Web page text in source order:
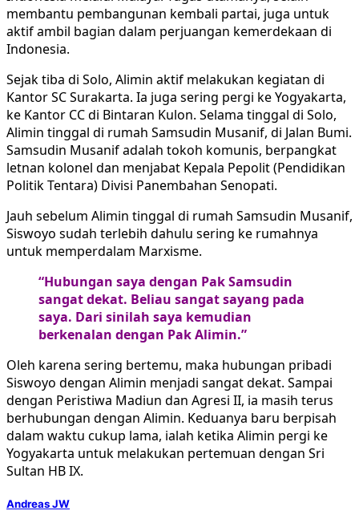
membantu pembangunan kembali partai, juga untuk
aktif ambil bagian dalam perjuangan kemerdekaan di
Indonesia.
Sejak tiba di Solo, Alimin aktif melakukan kegiatan di
Kantor SC Surakarta. Ia juga sering pergi ke Yogyakarta,
ke Kantor CC di Bintaran Kulon. Selama tinggal di Solo,
Alimin tinggal di rumah Samsudin Musanif, di Jalan Bumi.
Samsudin Musanif adalah tokoh komunis, berpangkat
letnan kolonel dan menjabat Kepala Pepolit (Pendidikan
Politik Tentara) Divisi Panembahan Senopati.
Jauh sebelum Alimin tinggal di rumah Samsudin Musanif,
Siswoyo sudah terlebih dahulu sering ke rumahnya
untuk memperdalam Marxisme.
“Hubungan saya dengan Pak Samsudin
sangat dekat. Beliau sangat sayang pada
saya. Dari sinilah saya kemudian
berkenalan dengan Pak Alimin.”
Oleh karena sering bertemu, maka hubungan pribadi
Siswoyo dengan Alimin menjadi sangat dekat. Sampai
dengan Peristiwa Madiun dan Agresi II, ia masih terus
berhubungan dengan Alimin. Keduanya baru berpisah
dalam waktu cukup lama, ialah ketika Alimin pergi ke
Yogyakarta untuk melakukan pertemuan dengan Sri
Sultan HB IX.
Andreas JW